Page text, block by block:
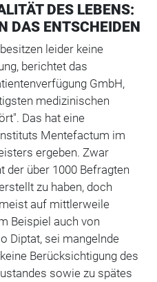
DES LEBENS:
DAS ENTSCHEIDEN
leider keine
berichtet das
GmbH,
medizinischen
Das hat eine
Mentefactum im
ergeben. Zwar
der über 1000 Befragten
zu haben, doch
auf mittlerweile
Beispiel auch von
Diptat, sei mangelnde
Berücksichtigung des
sowie zu spätes